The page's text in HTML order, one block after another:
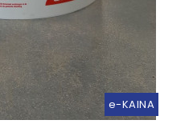
e-KAINA